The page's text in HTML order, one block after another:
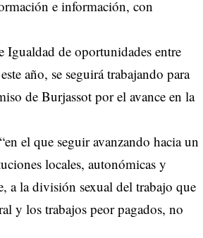
e información, con
Igualdad de oportunidades entre
año, se seguirá trabajando para
de Burjassot por el avance en la
el que seguir avanzando hacia un
locales, autonómicas y
a la división sexual del trabajo que
y los trabajos peor pagados, no